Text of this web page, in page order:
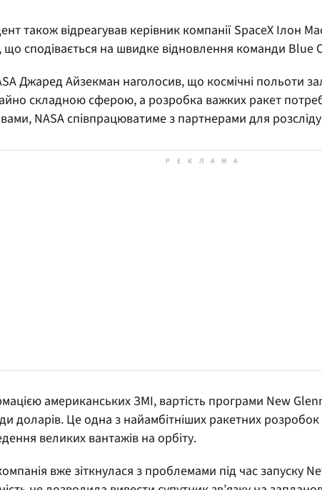
також відреагував керівник компанії SpaceX Ілон
що сподівається на швидке відновлення команди Blue
Джаред Айзекман наголосив, що космічні польоти
складною сферою, а розробка важких ракет
NASA співпрацюватиме з партнерами для
американських ЗМІ, вартість програми New
доларів. Це одна з найамбітніших ракетних
великих вантажів на орбіту.
вже зіткнулася з проблемами під час запуску